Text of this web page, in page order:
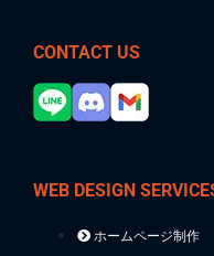
CONTACT US
WEB DESIGN
ホームページ制作